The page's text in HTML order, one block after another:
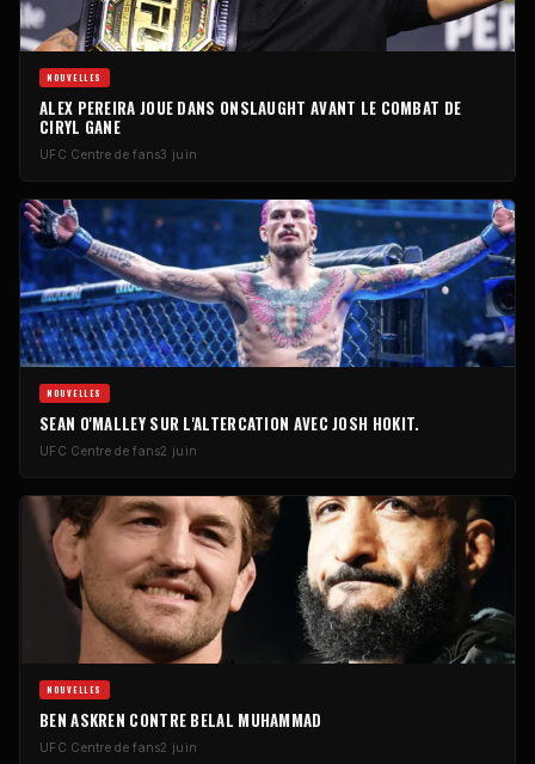
NOUVELLES
ALEX PEREIRA JOUE DANS ONSLAUGHT AVANT LE COMBAT DE
CIRYL GANE
UFC Centre de fans3 juin
NOUVELLES
SEAN O'MALLEY SUR L'ALTERCATION AVEC JOSH HOKIT.
UFC Centre de fans2 juin
NOUVELLES
BEN ASKREN CONTRE BELAL MUHAMMAD
UFC Centre de fans2 juin